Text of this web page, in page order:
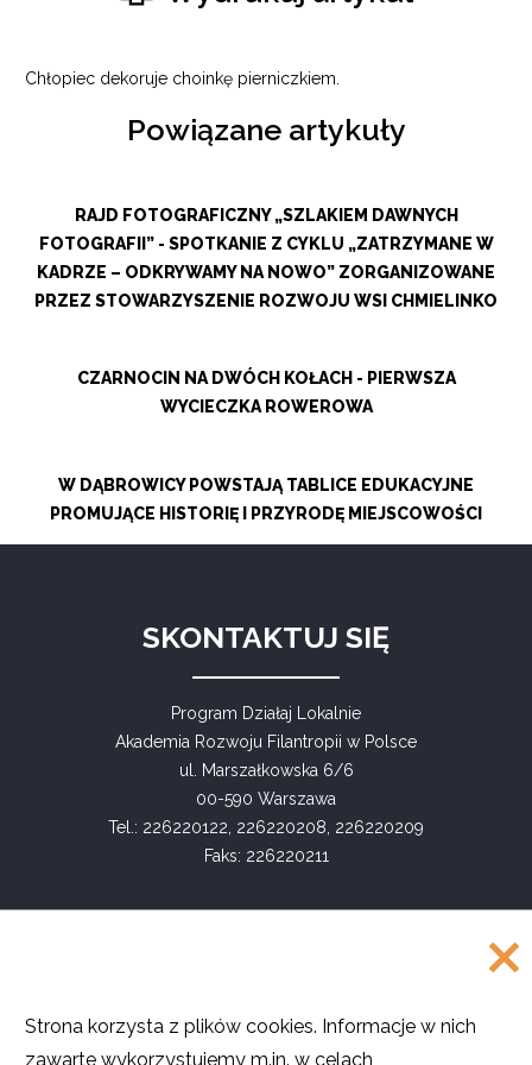
Chłopiec dekoruje choinkę pierniczkiem.
Powiązane artykuły
RAJD FOTOGRAFICZNY „SZLAKIEM DAWNYCH
FOTOGRAFII” - SPOTKANIE Z CYKLU „ZATRZYMANE W
KADRZE – ODKRYWAMY NA NOWO” ZORGANIZOWANE
PRZEZ STOWARZYSZENIE ROZWOJU WSI CHMIELINKO
CZARNOCIN NA DWÓCH KOŁACH - PIERWSZA
WYCIECZKA ROWEROWA
W DĄBROWICY POWSTAJĄ TABLICE EDUKACYJNE
PROMUJĄCE HISTORIĘ I PRZYRODĘ MIEJSCOWOŚCI
SKONTAKTUJ SIĘ
Program Działaj Lokalnie
Akademia Rozwoju Filantropii w Polsce
ul. Marszałkowska 6/6
00-590 Warszawa
Tel.: 226220122, 226220208, 226220209
Faks: 226220211
COPYRIGHT
Akademia Rozwoju Filantropii w Polsce
Strona korzysta z plików cookies. Informacje w nich
zawarte wykorzystujemy m.in. w celach